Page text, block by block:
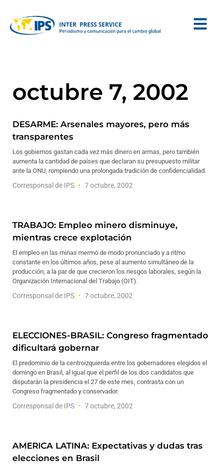
octubre 7, 2002
DESARME: Arsenales mayores, pero más
transparentes
Los gobiernos gastan cada vez más dinero en armas, pero también
aumenta la cantidad de países que declaran su presupuesto militar
ante la ONU, rompiendo una prolongada tradición de confidencialidad.
Corresponsal de IPS 7 octubre, 2002
TRABAJO: Empleo minero disminuye,
mientras crece explotación
El empleo en las minas mermó de modo pronunciado y a ritmo
constante en los últimos años, pese al aumento simultáneo de la
producción, a la par de que crecieron los riesgos laborales, según la
Organización Internacional del Trabajo (OIT).
Corresponsal de IPS 7 octubre, 2002
ELECCIONES-BRASIL: Congreso fragmentado
dificultará gobernar
El predominio de la centroizquierda entre los gobernadores elegidos el
domingo en Brasil, al igual que el perfil de los dos candidatos que
disputarán la presidencia el 27 de este mes, contrasta con un
Congreso fragmentado y conservador.
Corresponsal de IPS 7 octubre, 2002
AMERICA LATINA: Expectativas y dudas tras
elecciones en Brasil